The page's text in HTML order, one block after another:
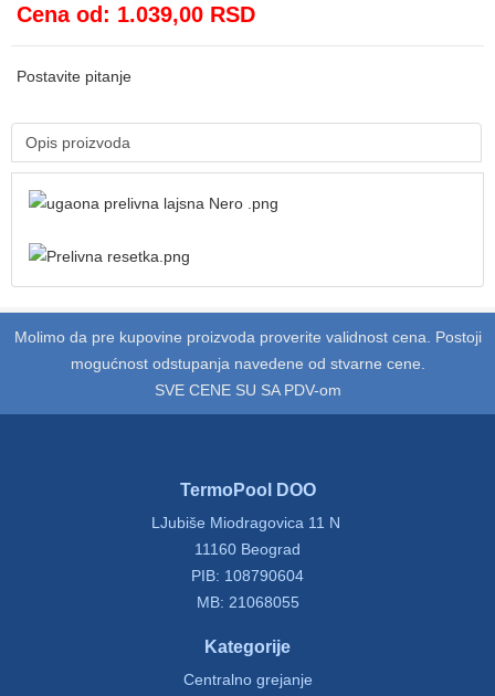
Cena od: 1.039,00 RSD
Postavite pitanje
Opis proizvoda
Molimo da pre kupovine proizvoda proverite validnost cena. Postoji
mogućnost odstupanja navedene od stvarne cene.
SVE CENE SU SA PDV-om
TermoPool DOO
LJubiše Miodragovica 11 N
11160 Beograd
PIB: 108790604
MB: 21068055
Kategorije
Centralno grejanje